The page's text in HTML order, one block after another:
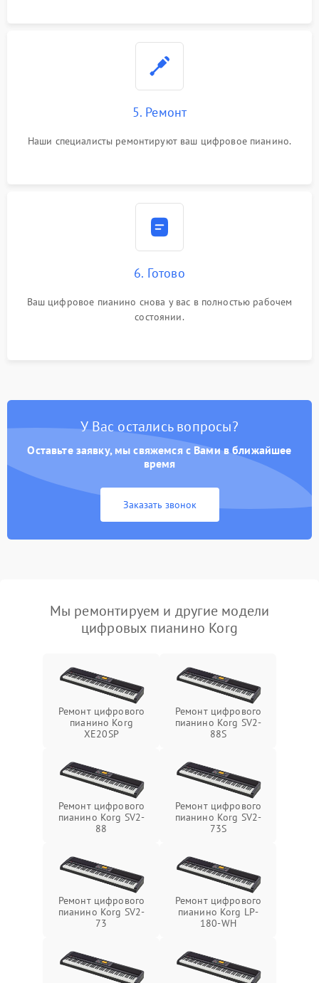
5. Ремонт
Наши специалисты ремонтируют ваш цифровое пианино.
6. Готово
Ваш цифровое пианино снова у вас в полностью рабочем
состоянии.
У Вас остались вопросы?
Оставьте заявку, мы свяжемся с Вами в ближайшее
время
Заказать звонок
Мы ремонтируем и другие модели
цифровых пианино Korg
Ремонт цифрового
пианино Korg
XE20SP
Ремонт цифрового
пианино Korg SV2-
88S
Ремонт цифрового
пианино Korg SV2-
88
Ремонт цифрового
пианино Korg SV2-
73S
Ремонт цифрового
пианино Korg SV2-
73
Ремонт цифрового
пианино Korg LP-
180-WH